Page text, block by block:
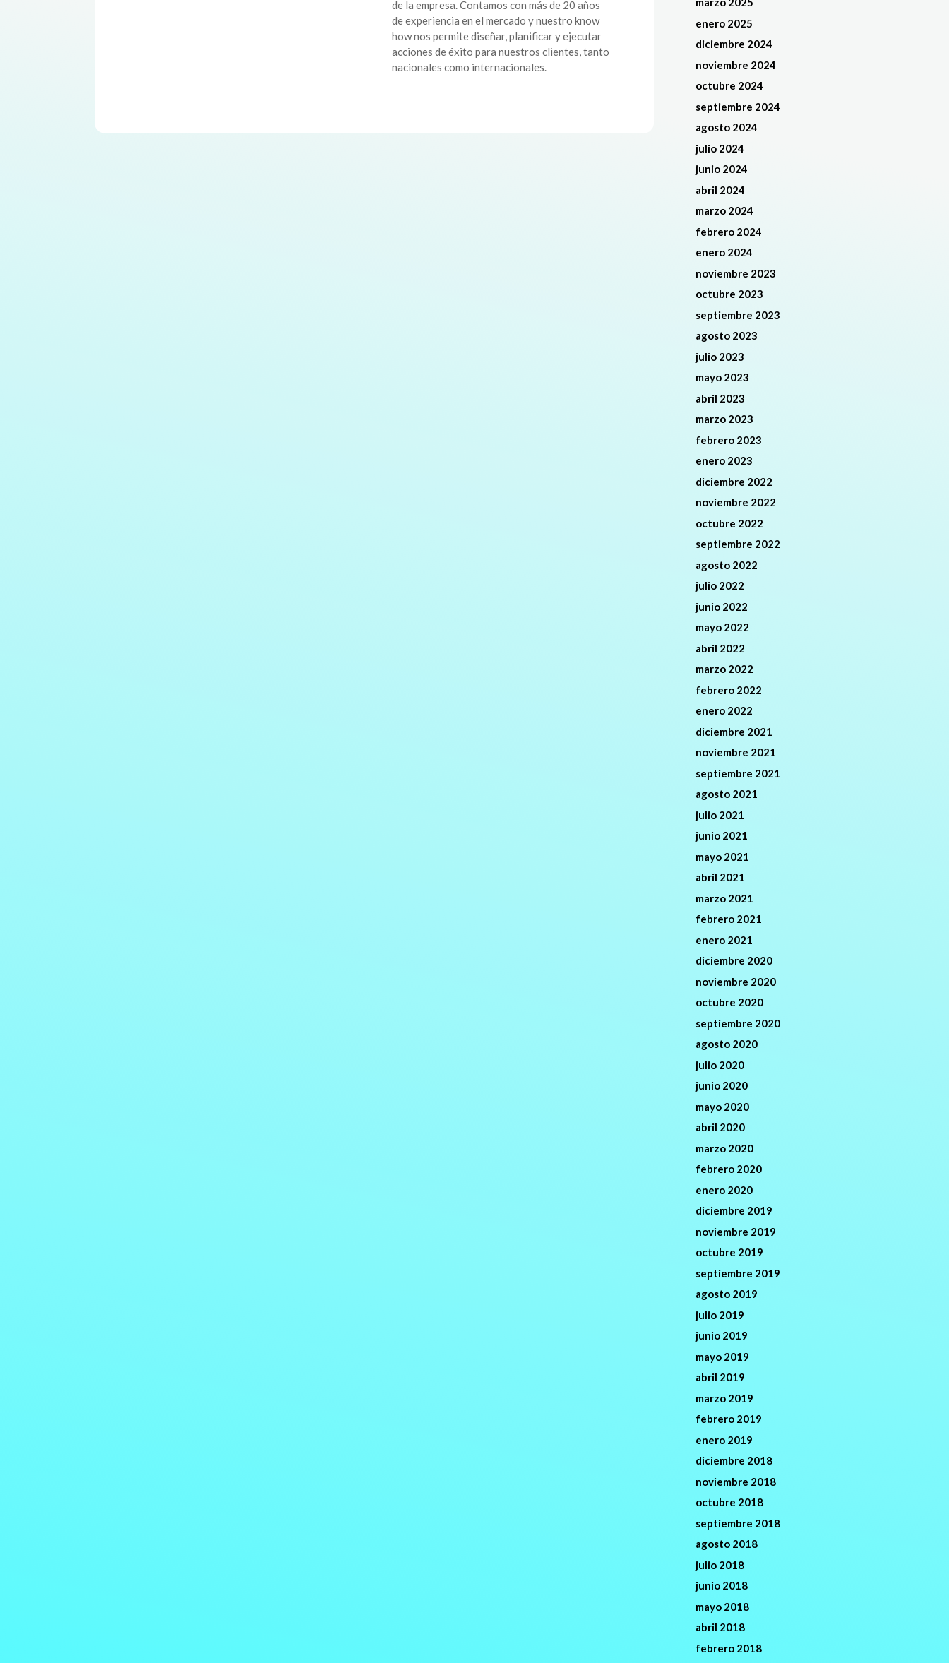
de la empresa. Contamos con más de 20 años
de experiencia en el mercado y nuestro know
how nos permite diseñar, planificar y ejecutar
acciones de éxito para nuestros clientes, tanto
nacionales como internacionales.
enero 2025
diciembre 2024
noviembre 2024
octubre 2024
septiembre 2024
agosto 2024
julio 2024
junio 2024
abril 2024
marzo 2024
febrero 2024
enero 2024
noviembre 2023
octubre 2023
septiembre 2023
agosto 2023
julio 2023
mayo 2023
abril 2023
marzo 2023
febrero 2023
enero 2023
diciembre 2022
noviembre 2022
octubre 2022
septiembre 2022
agosto 2022
julio 2022
junio 2022
mayo 2022
abril 2022
marzo 2022
febrero 2022
enero 2022
diciembre 2021
noviembre 2021
septiembre 2021
agosto 2021
julio 2021
junio 2021
mayo 2021
abril 2021
marzo 2021
febrero 2021
enero 2021
diciembre 2020
noviembre 2020
octubre 2020
septiembre 2020
agosto 2020
julio 2020
junio 2020
mayo 2020
abril 2020
marzo 2020
febrero 2020
enero 2020
diciembre 2019
noviembre 2019
octubre 2019
septiembre 2019
agosto 2019
julio 2019
junio 2019
mayo 2019
abril 2019
marzo 2019
febrero 2019
enero 2019
diciembre 2018
noviembre 2018
octubre 2018
septiembre 2018
agosto 2018
julio 2018
junio 2018
mayo 2018
abril 2018
febrero 2018